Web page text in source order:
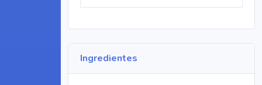
Ingredientes